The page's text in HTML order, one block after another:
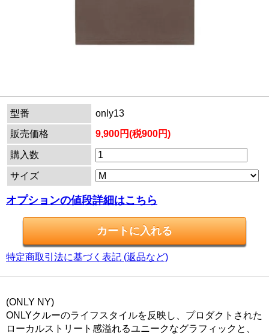
型番
only13
販売価格
9,900円(税900円)
購入数
サイズ
オプションの値段詳細はこちら
特定商取引法に基づく表記 (返品など)
(ONLY NY)
ONLYクルーのライフスタイルを反映し、プロダクトされた
ローカルストリート感溢れるユニークなグラフィックと、